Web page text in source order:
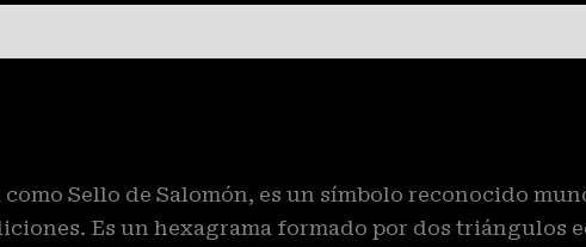
Sello de Salomón, es un símbolo reconocido
Es un hexagrama formado por dos triángulos